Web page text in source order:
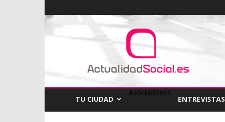
ActualidadSocial
TU CIUDAD
Asociaciones
ENTREVISTAS